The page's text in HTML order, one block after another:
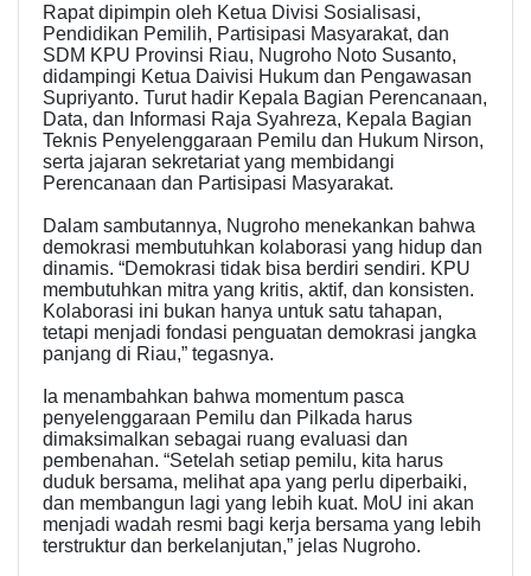
Rapat dipimpin oleh Ketua Divisi Sosialisasi,
Pendidikan Pemilih, Partisipasi Masyarakat, dan
SDM KPU Provinsi Riau, Nugroho Noto Susanto,
didampingi Ketua Daivisi Hukum dan Pengawasan
Supriyanto. Turut hadir Kepala Bagian Perencanaan,
Data, dan Informasi Raja Syahreza, Kepala Bagian
Teknis Penyelenggaraan Pemilu dan Hukum Nirson,
serta jajaran sekretariat yang membidangi
Perencanaan dan Partisipasi Masyarakat.
Dalam sambutannya, Nugroho menekankan bahwa
demokrasi membutuhkan kolaborasi yang hidup dan
dinamis. “Demokrasi tidak bisa berdiri sendiri. KPU
membutuhkan mitra yang kritis, aktif, dan konsisten.
Kolaborasi ini bukan hanya untuk satu tahapan,
tetapi menjadi fondasi penguatan demokrasi jangka
panjang di Riau,” tegasnya.
Ia menambahkan bahwa momentum pasca
penyelenggaraan Pemilu dan Pilkada harus
dimaksimalkan sebagai ruang evaluasi dan
pembenahan. “Setelah setiap pemilu, kita harus
duduk bersama, melihat apa yang perlu diperbaiki,
dan membangun lagi yang lebih kuat. MoU ini akan
menjadi wadah resmi bagi kerja bersama yang lebih
terstruktur dan berkelanjutan,” jelas Nugroho.